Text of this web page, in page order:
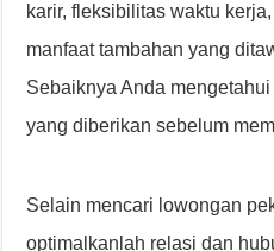
karir, fleksibilitas waktu
manfaat tambahan yang
Sebaiknya Anda
yang diberikan sebelum
Selain mencari lowongan
optimalkanlah relasi dan